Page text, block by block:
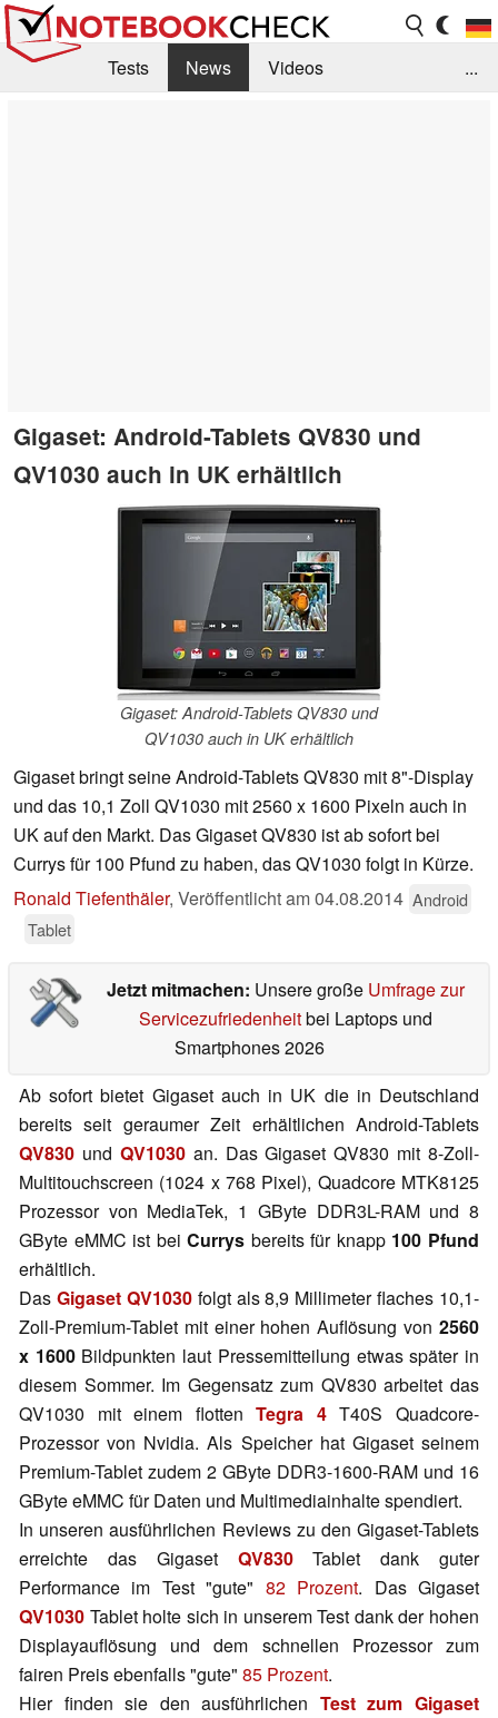
Tests News
Videos
...
Gigaset: Android-Tablets QV830 und
QV1030 auch in UK erhältlich
Gigaset: Android-Tablets QV830 und
QV1030 auch in UK erhältlich
Gigaset bringt seine Android-Tablets QV830 mit 8"-Display
und das 10,1 Zoll QV1030 mit 2560 x 1600 Pixeln auch in
UK auf den Markt. Das Gigaset QV830 ist ab sofort bei
Currys für 100 Pfund zu haben, das QV1030 folgt in Kürze.
Ronald Tiefenthäler, Veröffentlicht am04.08.2014 Android
Tablet
Jetzt mitmachen: Unsere große Umfrage zur
Servicezufriedenheitbei Laptops und
Smartphones 2026
Ab sofort bietet Gigaset auch in UK die in Deutschland
bereits seit geraumer Zeit erhältlichen Android-Tablets
QV830 und QV1030an. Das Gigaset QV830 mit 8-Zoll-
Multitouchscreen (1024 x 768 Pixel), Quadcore MTK8125
Prozessor von MediaTek, 1 GByte DDR3L-RAM und 8
GByte eMMC ist beiCurrys bereits für knapp 100 Pfund
erhältlich.
Das Gigaset QV1030folgt als 8,9 Millimeter flaches 10,1-
Zoll-Premium-Tablet mit einer hohen Auflösung von 2560
x 1600Bildpunkten laut Pressemitteilung etwas später in
diesem Sommer. Im Gegensatz zum QV830 arbeitet das
QV1030 mit einem flottenTegra 4T40S Quadcore-
Prozessor von Nvidia. Als Speicher hat Gigaset seinem
Premium-Tablet zudem 2 GByte DDR3-1600-RAM und 16
GByte eMMC für Daten und Multimediainhalte spendiert.
In unseren ausführlichen Reviews zu den Gigaset-Tablets
erreichte das Gigaset QV830Tablet dank guter
Performance im Test "gute" 82 Prozent. Das Gigaset
QV1030 Tablet holte sich in unserem Test dank der hohen
Displayauflösung und dem schnellen Prozessor zum
fairen Preis ebenfalls "gute" 85 Prozent.
Hier finden sie den ausführlichen Test zum Gigaset